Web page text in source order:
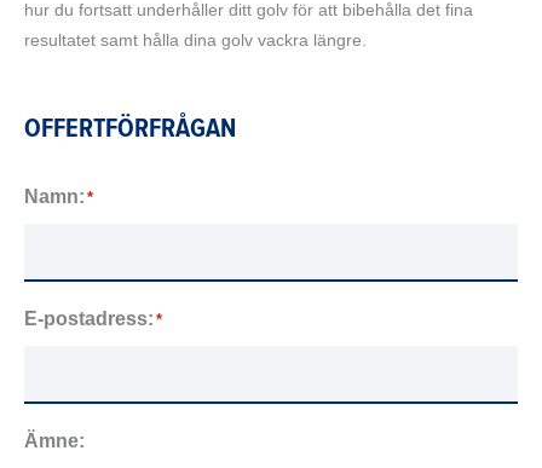
hur du fortsatt underhåller ditt golv för att bibehålla det fina
resultatet samt hålla dina golv vackra längre.
OFFERTFÖRFRÅGAN
Namn: *
E-postadress: *
Ämne: